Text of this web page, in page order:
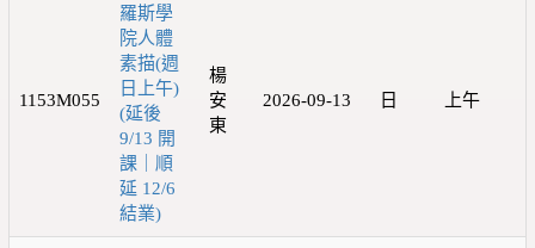
1153M055
羅斯學
院人體
素描(週
日上午)
(延後
9/13 開
課｜順
延 12/6
結業)
楊
安
東
2026-09-13 日 上午